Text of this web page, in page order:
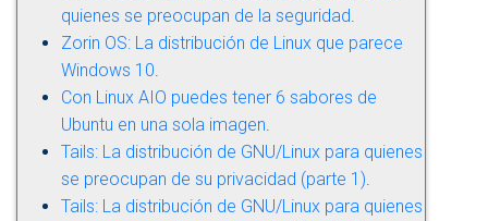
quienes se preocupan de la seguridad
Zorin OS: La distribución de Linux que parece
Windows 10
Con Linux AIO puedes tener 6 sabores de
Ubuntu en una sola imagen
Tails: La distribución de GNU/Linux para quienes
se preocupan de su privacidad (parte 1)
Tails: La distribución de GNU/Linux para quienes